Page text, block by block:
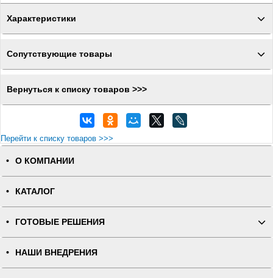
Характеристики
Сопутствующие товары
Вернуться к списку товаров >>>
Перейти к списку товаров >>>
О КОМПАНИИ
КАТАЛОГ
ГОТОВЫЕ РЕШЕНИЯ
НАШИ ВНЕДРЕНИЯ